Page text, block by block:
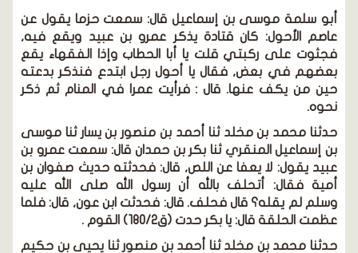
أبو سلمة موسى بن إسماعيل قال:سمعت حزما يقول عن
عاصم الأحول: كان قتادة يذكر عمرو بن عبيد ويقع فيه,
فجثوت على ركبتي قلت يا أبا الحطاب وإذا الفقهاء يقع
بعضهم في بعض, فقال يا أحول رجل ابتدع فنذكر بدعته
حين من يكف عنها. قال : فرأيت عمرا في المنام ثم ذكر
نحوه.
حدثنا محمد بن مخلد ثنا أحمد بن منصور بن يسار ثنا موسى
بن إسماعيل المنقري ثنا بكر بن حمدان قال: سمعت عمرو بن
عبيد يقول: لا يعفا عن اللص, قال: فحدثته حديث صفوان بن
أمية فقال: أتحلف بالله أن رسول اللهصلى الله عليه
وسلم لم يقله؟ قال فحلف. قال: فحدثت ابن عون, قال: فلما
عظمت الحلقة قال: يا بكر حدت (ق180/2)
القوم .
حدثنا محمد بن مخلد ثنا أحمد بن منصور ثنا يحيى بن حكيم